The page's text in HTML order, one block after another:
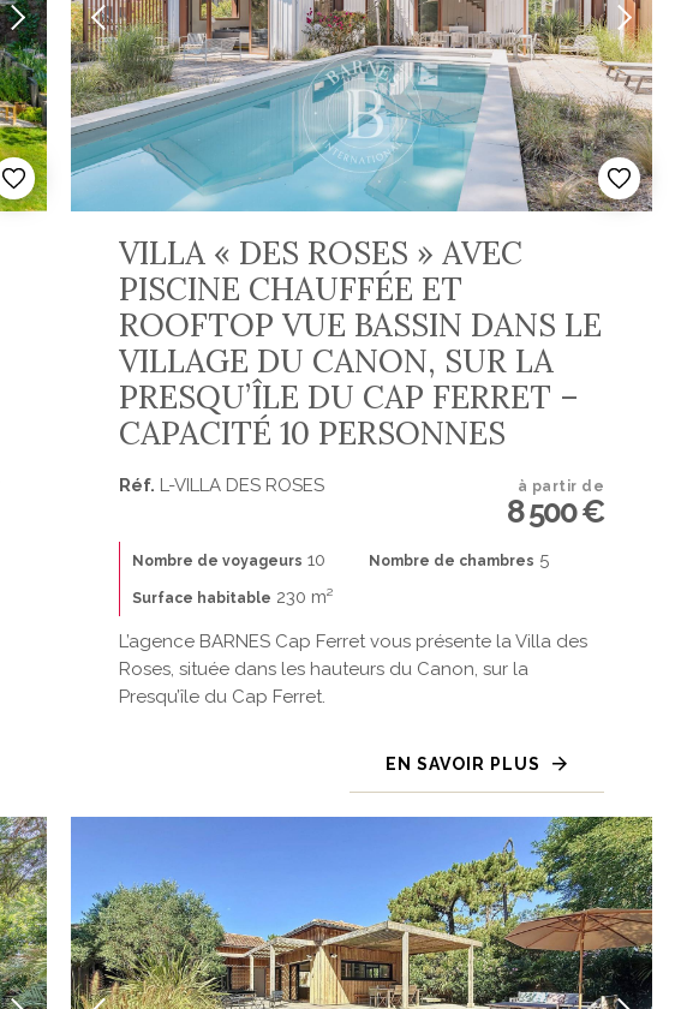
VILLA « DES ROSES » AVEC
PISCINE CHAUFFÉE ET
ROOFTOP VUE BASSIN DANS LE
VILLAGE DU CANON, SUR LA
PRESQU’ÎLE DU CAP FERRET –
CAPACITÉ 10 PERSONNES
Réf. L-VILLA DES ROSES à partir de
8 500 €
Nombre de voyageurs 10 Nombre de chambres 5
Surface habitable 230 m²
L’agence BARNES Cap Ferret vous présente la Villa des
Roses, située dans les hauteurs du Canon, sur la
Presqu’île du Cap Ferret.
EN SAVOIR PLUS